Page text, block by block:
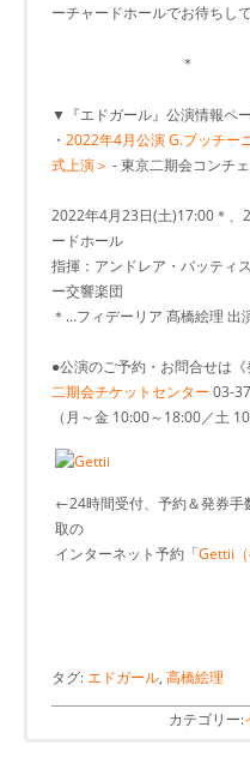
ーチャードホールでお待ちし
＊
▼『エドガール』公演情報ペ
・ 2022年4月公演 G.プッチー
式上演＞ - 東京二期会コンチ
2022年4月23日(土)17:00＊
ードホール
指揮：アンドレア・バッティ
ー交響楽団
＊…フィデーリア 髙橋絵理 出
●公演のご予約・お問合せは《
二期会チケットセンター 03-
（月～金 10:00～18:00／土
←24時間受付、予約＆発券手
取の
インターネット予約「Gettii（
タグ:エドガール, 高橋絵理
カテゴリー: